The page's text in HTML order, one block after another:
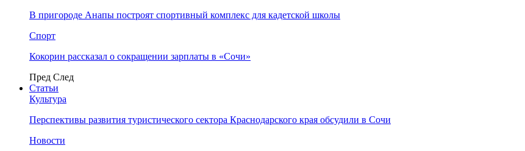
В пригороде Анапы построят спортивный комплекс для кадетской школы
Спорт
Кокорин рассказал о сокращении зарплаты в «Сочи»
Пред След
Статьи
Культура
Перспективы развития туристического сектора Краснодарского края обсудили в Сочи
Новости